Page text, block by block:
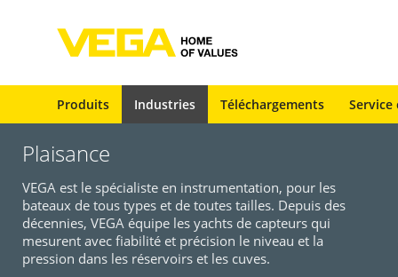
Produits Industries Téléchargements
Plaisance
VEGA est le spécialiste en instrumentation, pour les
bateaux de tous types et de toutes tailles. Depuis des
décennies, VEGA équipe les yachts de capteurs qui
mesurent avec fiabilité et précision le niveau et la
pression dans les réservoirs et les cuves.